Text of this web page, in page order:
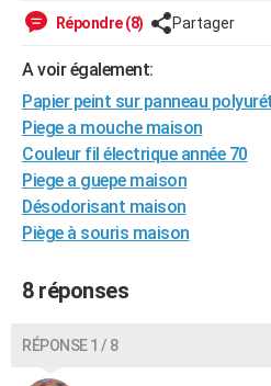
Destinations
City break
Voyage nature
Voyage de noces
Forum
Climat
PHOTO
GUIDES D'ACHAT
BONS PLANS
CARTE DE VOEUX
Carte de Noël
Carte Bonne année
Carte Saint-Valentin
Carte Pâques
Carte d'anniversaire
DICTIONNAIRE
Dictionnaire
Biographies
Citations
Expressions
Proverbes
PROGRAMME TV
COPAINS D'AVANT
FORUM
Répondre (8) Partager
A voir également:
Papier peint sur panneau
Piege a mouche maison
Couleur fil électrique année 70
Piege a guepe maison
Désodorisant maison
Piège à souris maison
8 réponses
RÉPONSE 1 / 8